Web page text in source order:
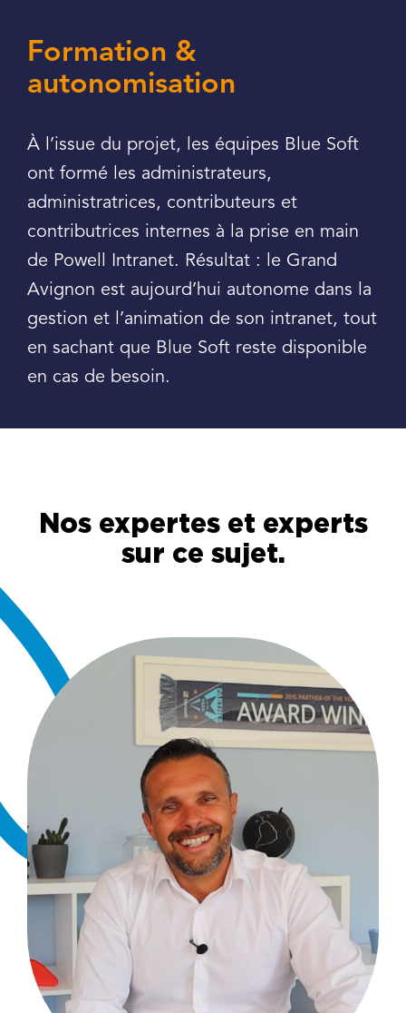
Formation &
autonomisation
À l’issue du projet, les équipes Blue Soft
ont formé les administrateurs,
administratrices, contributeurs et
contributrices internes à la prise en main
de Powell Intranet. Résultat : le Grand
Avignon est aujourd’hui autonome dans la
gestion et l’animation de son intranet, tout
en sachant que Blue Soft reste disponible
en cas de besoin.
Nos expertes et experts
sur ce sujet.